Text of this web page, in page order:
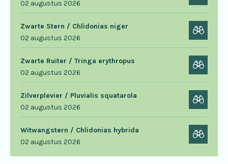
02 augustus 2026
Zwarte Stern / Chlidonias niger
02 augustus 2026
Zwarte Ruiter / Tringa erythropus
02 augustus 2026
Zilverplevier / Pluvialis squatarola
02 augustus 2026
Witwangstern / Chlidonias hybrida
02 augustus 2026